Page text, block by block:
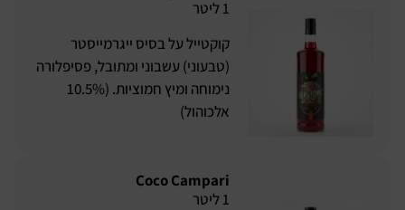
1 ליטר
קוקטייל על בסיס ייגרמייסטר
(טבעוני) עשבוני ומתובל, פסיפלורה
נימוחה ומיץ חמוציות. (10.5%
אלכוהול)
Coco Campari
1 ליטר